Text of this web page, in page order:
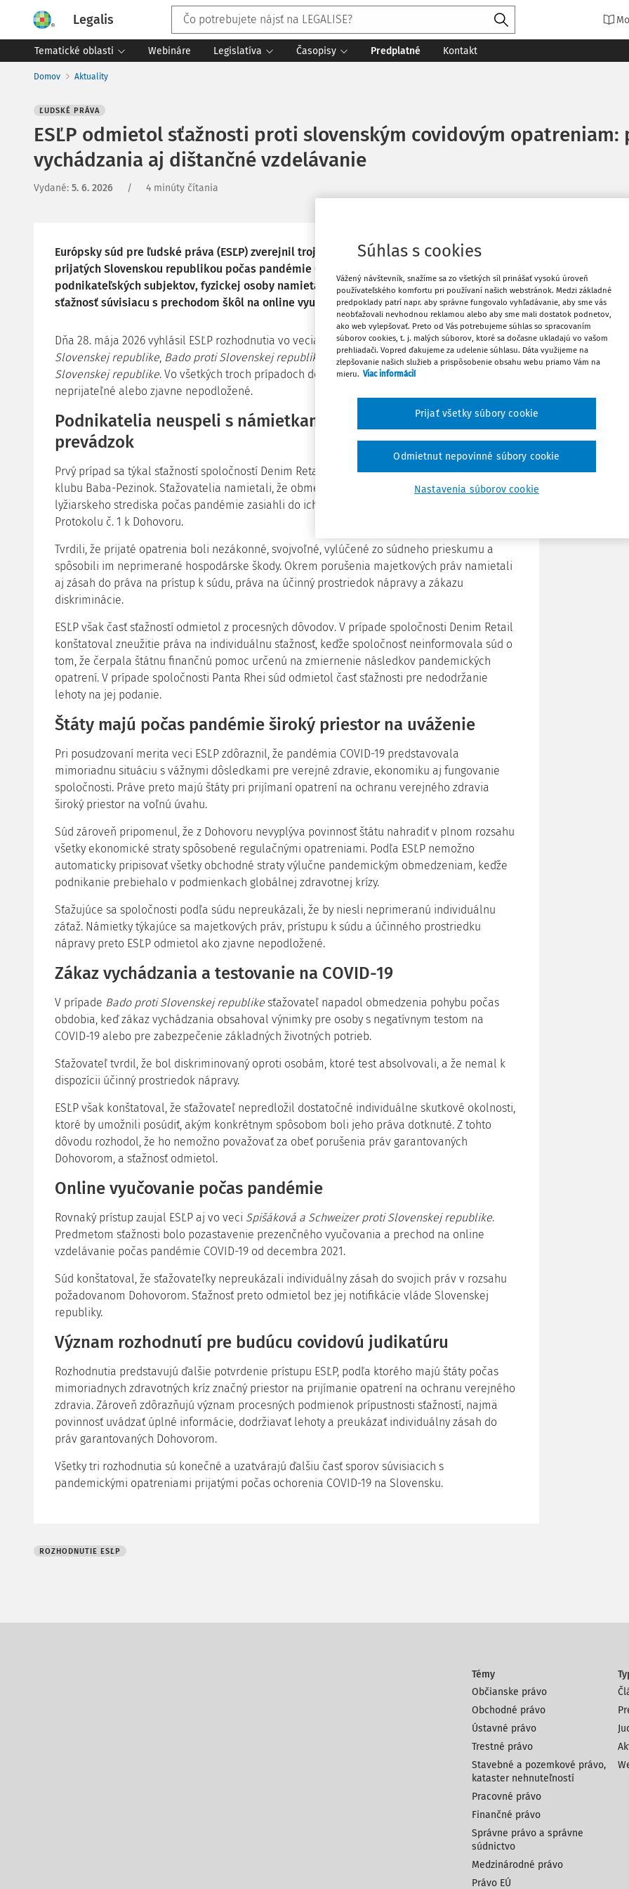
Legalis
Tematické oblasti Webináre Legislatíva Časopisy Predplatné Kontakt
Domov Aktuality
ĽUDSKÉ PRÁVA
ESĽP odmietol sťažnosti proti slovenským covidovým opatreniam:
vychádzania aj dištančné vzdelávanie
Vydané: 5. 6. 2026 / 4 minúty čítania
Európsky súd pre ľudské práva (ESĽP) zverejnil trojicu rozhodnutí týkajúcich sa opatrení
prijatých Slovenskou republikou počas pandémie COVID-19. Súd odmietol sťažnosti
podnikateľských subjektov, fyzickej osoby namietajúcej obmedzenia pohybu a tiež
sťažnosť súvisiacu s prechodom škôl na online vyučovanie.
Dňa 28. mája 2026 vyhlásil ESĽP rozhodnutia vo veciach
Denim Retail, s. r. o. a ďalší proti
Slovenskej republike, Bado proti Slovenskej republike
Spišáková a Schweizer proti
Slovenskej republike. Vo všetkých troch prípadoch dospel k záveru, že sťažnosti sú
neprijateľné alebo zjavne nepodložené.
Podnikatelia neuspeli s námietkami proti obmedzeniu
prevádzok
Prvý prípad sa týkal sťažností spoločností Denim Retail, s. r. o., Panta Rhei, s. r. o. a Lyžiarskeho
klubu Baba-Pezinok. Sťažovatelia namietali, že obmedzenia prevádzok a fungovania
lyžiarskeho strediska počas pandémie zasiahli do ich majetkových práv podľa článku 1
Protokolu č. 1 k Dohovoru.
Tvrdili, že prijaté opatrenia boli nezákonné, svojvoľné, vylúčené zo súdneho prieskumu a
spôsobili im neprimerané hospodárske škody. Okrem porušenia majetkových práv namietali
aj zásah do práva na prístup k súdu, práva na účinný prostriedok nápravy a zákazu
diskriminácie.
ESĽP však časť sťažností odmietol z procesných dôvodov. V prípade spoločnosti Denim Retail
konštatoval zneužitie práva na individuálnu sťažnosť, keďže spoločnosť neinformovala súd o
tom, že čerpala štátnu finančnú pomoc určenú na zmiernenie následkov pandemických
opatrení. V prípade spoločnosti Panta Rhei súd odmietol časť sťažnosti pre nedodržanie
lehoty na jej podanie.
Štáty majú počas pandémie široký priestor na uváženie
Pri posudzovaní merita veci ESĽP zdôraznil, že pandémia COVID-19 predstavovala
mimoriadnu situáciu s vážnymi dôsledkami pre verejné zdravie, ekonomiku aj fungovanie
spoločnosti. Práve preto majú štáty pri prijímaní opatrení na ochranu verejného zdravia
široký priestor na voľnú úvahu.
Súd zároveň pripomenul, že z Dohovoru nevyplýva povinnosť štátu nahradiť v plnom rozsahu
všetky ekonomické straty spôsobené regulačnými opatreniami. Podľa ESĽP nemožno
automaticky pripisovať všetky obchodné straty výlučne pandemickým obmedzeniam, keďže
podnikanie prebiehalo v podmienkach globálnej zdravotnej krízy.
Sťažujúce sa spoločnosti podľa súdu nepreukázali, že by niesli neprimeranú individuálnu
záťaž. Námietky týkajúce sa majetkových práv, prístupu k súdu a účinného prostriedku
nápravy preto ESĽP odmietol ako zjavne nepodložené.
Zákaz vychádzania a testovanie na COVID-19
V prípade Bado proti Slovenskej republike sťažovateľ napadol obmedzenia pohybu počas
obdobia, keď zákaz vychádzania obsahoval výnimky pre osoby s negatívnym testom na
COVID-19 alebo pre zabezpečenie základných životných potrieb.
Sťažovateľ tvrdil, že bol diskriminovaný oproti osobám, ktoré test absolvovali, a že nemal k
dispozícii účinný prostriedok nápravy.
ESĽP však konštatoval, že sťažovateľ nepredložil dostatočné individuálne skutkové okolnosti,
ktoré by umožnili posúdiť, akým konkrétnym spôsobom boli jeho práva dotknuté. Z tohto
dôvodu rozhodol, že ho nemožno považovať za obeť porušenia práv garantovaných
Dohovorom, a sťažnosť odmietol.
Online vyučovanie počas pandémie
Rovnaký prístup zaujal ESĽP aj vo veci Spišáková a Schweizer proti Slovenskej republike.
Predmetom sťažnosti bolo pozastavenie prezenčného vyučovania a prechod na online
vzdelávanie počas pandémie COVID-19 od decembra 2021.
Súd konštatoval, že sťažovateľky nepreukázali individuálny zásah do svojich práv v rozsahu
požadovanom Dohovorom. Sťažnosť preto odmietol bez jej notifikácie vláde Slovenskej
republiky.
Význam rozhodnutí pre budúcu covidovú judikatúru
Rozhodnutia predstavujú ďalšie potvrdenie prístupu ESĽP, podľa ktorého majú štáty počas
mimoriadnych zdravotných kríz značný priestor na prijímanie opatrení na ochranu verejného
zdravia. Zároveň zdôrazňujú význam procesných podmienok prípustnosti sťažností, najmä
povinnosť uvádzať úplné informácie, dodržiavať lehoty a preukázať individuálny zásah do
práv garantovaných Dohovorom.
Všetky tri rozhodnutia sú konečné a uzatvárajú ďalšiu časť sporov súvisiacich s
pandemickými opatreniami prijatými počas ochorenia COVID-19 na Slovensku.
ROZHODNUTIE ESĽP
Obľúbené
Stiahnuť
Témy
Občianske právo
Obchodné právo
Ústavné právo
Trestné právo
Stavebné a pozemkové právo,
kataster nehnuteľností
Pracovné právo
Finančné právo
Správne právo a správne
súdnictvo
Medzinárodné právo
Právo EÚ
Súhlas s cookies
Vážený návštevník, snažíme sa zo všetkých síl prinášať vysokú úroveň
používateľského komfortu pri používaní našich webstránok. Medzi základné
predpoklady patrí napr. aby správne fungovalo vyhľadávanie, aby sme vás
neobťažovali nevhodnou reklamou alebo aby sme mali dostatok podnetov,
ako web vylepšovať. Preto od Vás potrebujeme súhlas so spracovaním
súborov cookies, t. j. malých súborov, ktoré sa dočasne ukladajú vo vašom
prehliadači. Vopred ďakujeme za udelenie súhlasu. Dáta využijeme na
zlepšovanie našich služieb a prispôsobenie obsahu webu priamo Vám na
mieru. Viac informácií
Nastavenia súborov cookie
Odmietnut nepovinné súbory cookie
Prijať všetky súbory cookie